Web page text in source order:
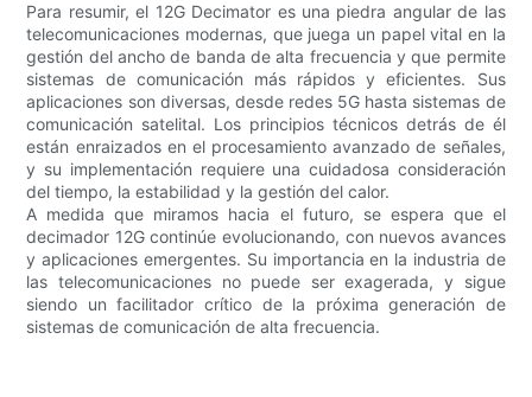
Para resumir, el 12G Decimator es una piedra angular de las
telecomunicaciones modernas, que juega un papel vital en la
gestión del ancho de banda de alta frecuencia y que permite
sistemas de comunicación más rápidos y eficientes. Sus
aplicaciones son diversas, desde redes 5G hasta sistemas de
comunicación satelital. Los principios técnicos detrás de él
están enraizados en el procesamiento avanzado de señales,
y su implementación requiere una cuidadosa consideración
del tiempo, la estabilidad y la gestión del calor.
A medida que miramos hacia el futuro, se espera que el
decimador 12G continúe evolucionando, con nuevos avances
y aplicaciones emergentes. Su importancia en la industria de
las telecomunicaciones no puede ser exagerada, y sigue
siendo un facilitador crítico de la próxima generación de
sistemas de comunicación de alta frecuencia.